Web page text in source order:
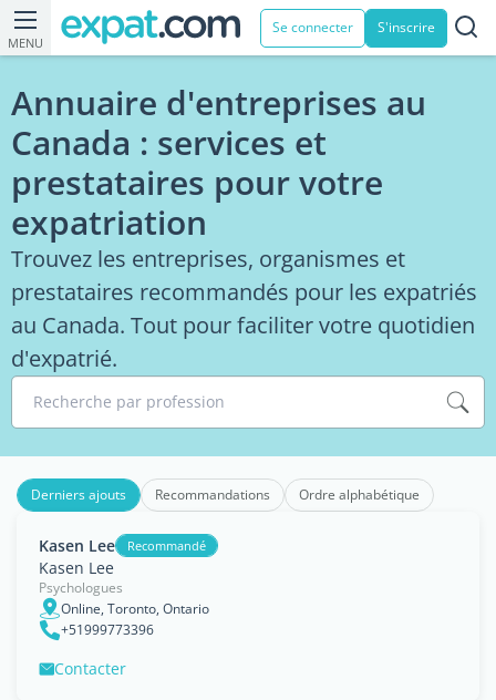
MENU
Se connecter S'inscrire
Annuaire d'entreprises au
Canada : services et
prestataires pour votre
expatriation
Trouvez les entreprises, organismes et
prestataires recommandés pour les expatriés
au Canada. Tout pour faciliter votre quotidien
d'expatrié.
Recherche par profession
Derniers ajouts Recommandations Ordre alphabétique
Kasen Lee Recommandé
Kasen Lee
Psychologues
Online, Toronto, Ontario
+51999773396
Contacter